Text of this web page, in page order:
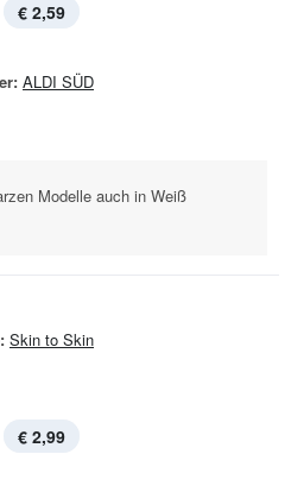
€ 2,59
ALDI SÜD
Modelle auch in Weiß
Skin to Skin
€ 2,99